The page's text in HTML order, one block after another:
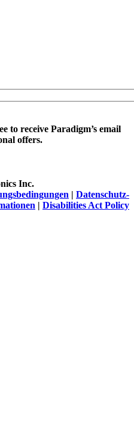
to receive Paradigm’s email
offers.
Inc.
| Datenschutz-
| Disabilities Act Policy